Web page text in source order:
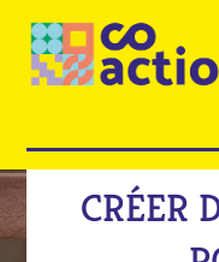
CRÉER